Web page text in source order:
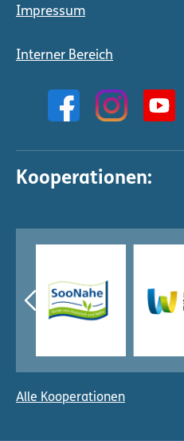
Impressum
Interner Bereich
Kooperationen:
Alle Kooperationen